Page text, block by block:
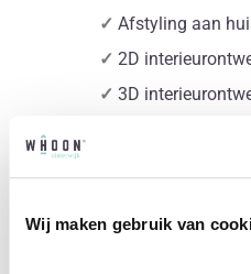
Wij maken gebruik van
✓ Afstyling aan
✓ 2D
✓ 3D
Ontdek welk